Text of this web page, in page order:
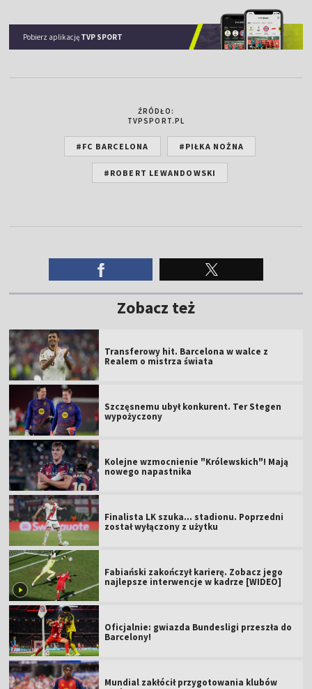
Pobierz aplikację TVP SPORT
ŹRÓDŁO:
TVPSPORT.PL
#FC BARCELONA #PIŁKA NOŻNA
#ROBERT LEWANDOWSKI
Zobacz też
Transferowy hit. Barcelona w walce z
Realem o mistrza świata
Szczęsnemu ubył konkurent. Ter Stegen
wypożyczony
Kolejne wzmocnienie "Królewskich"! Mają
nowego napastnika
Finalista LK szuka... stadionu. Poprzedni
został wyłączony z użytku
Fabiański zakończył karierę. Zobacz jego
najlepsze interwencje w kadrze [WIDEO]
Oficjalnie: gwiazda Bundesligi przeszła do
Barcelony!
Mundial zakłócił przygotowania klubów